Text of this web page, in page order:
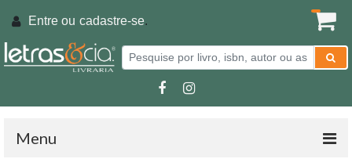
Entre ou cadastre-se.
Menu